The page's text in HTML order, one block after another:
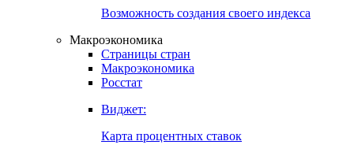
Возможность создания своего индекса
Макроэкономика
Страницы стран
Макроэкономика
Росстат
Виджет:
Карта процентных ставок